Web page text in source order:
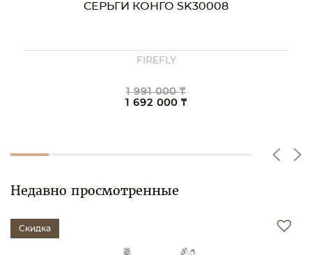
СЕРЬГИ КОНГО SK30008
FIREFLY
1 991 000 ₸
1 692 000 ₸
Недавно просмотренные
Скидка